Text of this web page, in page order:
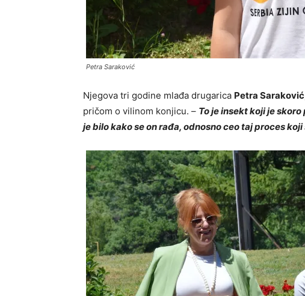
Petra Saraković
Njegova tri godine mlađa drugarica Petra Saraković
pričom o vilinom konjicu. – To je insekt koji je
je bilo kako se on rađa, odnosno ceo taj proces